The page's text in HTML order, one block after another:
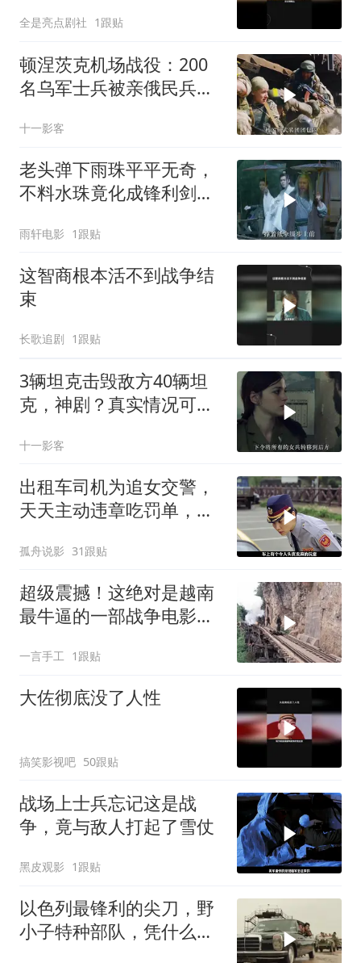
全是亮点剧社 1跟贴
顿涅茨克机场战役：200
名乌军士兵被亲俄民兵武
十一影客
老头弹下雨珠平平无奇，
不料水珠竟化成锋利剑
雨轩电影 1跟贴
这智商根本活不到战争结
束
长歌追剧 1跟贴
3辆坦克击毁敌方40辆坦
克，神剧？真实情况可能
十一影客
出租车司机为追女交警，
天天主动违章吃罚单，这
孤舟说影 31跟贴
超级震撼！这绝对是越南
最牛逼的一部战争电影，
一言手工 1跟贴
大佐彻底没了人性
搞笑影视吧 50跟贴
战场上士兵忘记这是战
争，竟与敌人打起了雪仗
黑皮观影 1跟贴
以色列最锋利的尖刀，野
小子特种部队，凭什么写